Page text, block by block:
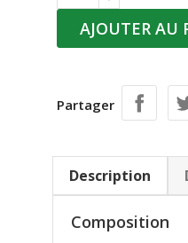
AJOUTER AU
Partager
Description
Composition